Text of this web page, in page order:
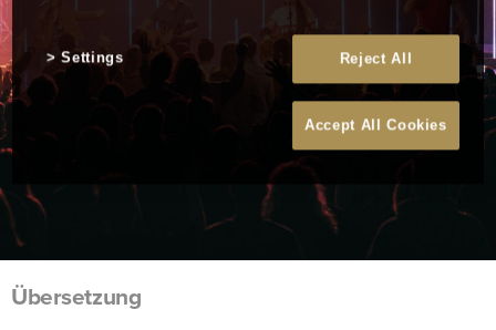
Übersetzung
Reject All
Accept All Cookies
Settings